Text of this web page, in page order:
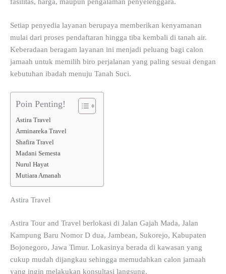
Setiap penyedia layanan berupaya memberikan kenyamanan
mulai dari proses pendaftaran hingga tiba kembali di tanah air.
Keberadaan beragam layanan ini menjadi peluang bagi calon
jamaah untuk memilih biro perjalanan yang paling sesuai dengan
kebutuhan ibadah menuju Tanah Suci.
Poin Penting!
Astira Travel
Arminareka Travel
Shafira Travel
Madani Semesta
Nurul Hayat
Mutiara Amanah
Astira Travel
Astira Tour and Travel berlokasi di Jalan Gajah Mada, Jalan
Kampung Baru Nomor D dua, Jambean, Sukorejo, Kabupaten
Bojonegoro, Jawa Timur. Lokasinya berada di kawasan yang
cukup mudah dijangkau sehingga memudahkan calon jamaah
yang ingin melakukan konsultasi langsung.